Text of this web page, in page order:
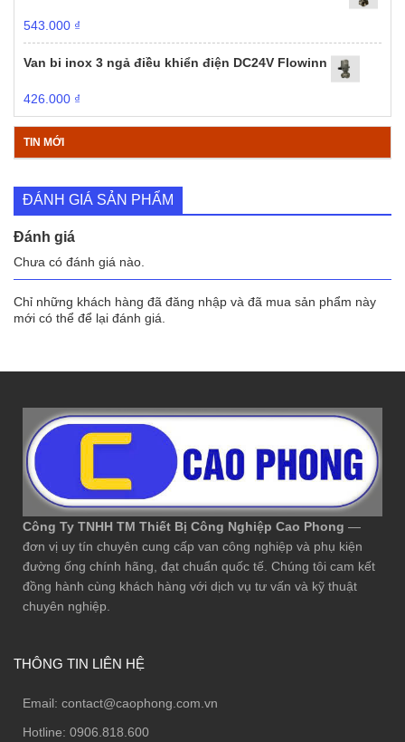
543.000 ₫
Van bi inox 3 ngả điều khiển điện DC24V Flowinn
426.000 ₫
TIN MỚI
ĐÁNH GIÁ SẢN PHẨM
Đánh giá
Chưa có đánh giá nào.
Chỉ những khách hàng đã đăng nhập và đã mua sản phẩm này
mới có thể để lại đánh giá.
Công Ty TNHH TM Thiết Bị Công Nghiệp Cao Phong —
đơn vị uy tín chuyên cung cấp van công nghiệp và phụ kiện
đường ống chính hãng, đạt chuẩn quốc tế. Chúng tôi cam kết
đồng hành cùng khách hàng với dịch vụ tư vấn và kỹ thuật
chuyên nghiệp.
THÔNG TIN LIÊN HỆ
Email: contact@caophong.com.vn
Hotline: 0906.818.600